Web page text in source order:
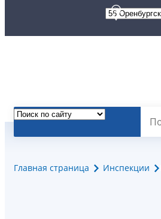
Главная страница Инспекции